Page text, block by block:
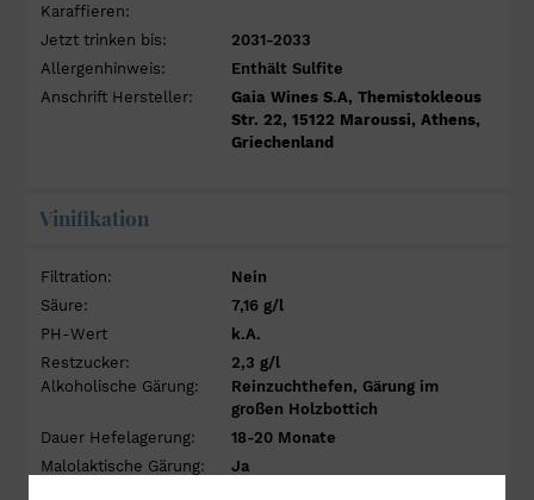
Karaffieren:
Jetzt trinken bis:
2031-2033
Allergenhinweis:
Enthält Sulfite
Anschrift Hersteller:
Gaia Wines S.A, Themistokleous
Str. 22, 15122 Maroussi, Athens,
Griechenland
Vinifikation
Filtration:
Nein
Säure:
7,16 g/l
PH-Wert
k.A.
Restzucker:
2,3 g/l
Alkoholische Gärung:
Reinzuchthefen, Gärung im
großen Holzbottich
Dauer Hefelagerung:
18-20 Monate
Malolaktische Gärung:
Ja